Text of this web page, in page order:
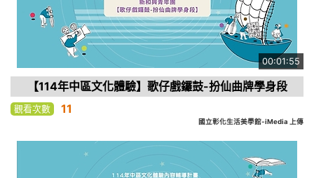
00:01:55
【114年中區文化體驗】歌仔戲鑼鼓-扮仙曲牌學身段
觀看次數 11
國立彰化生活美學館-iMedia 上傳